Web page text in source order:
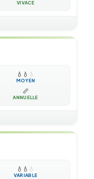
VIVACE
💧 💧 💧
MOYEN
📏
ANNUELLE
💧 💧 💧
VARIABLE